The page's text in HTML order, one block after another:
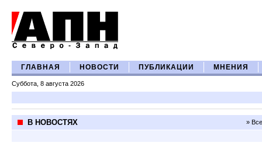
ГЛАВНАЯ НОВОСТИ ПУБЛИКАЦИИ МНЕНИЯ
Суббота, 8 августа 2026
В НОВОСТЯХ »